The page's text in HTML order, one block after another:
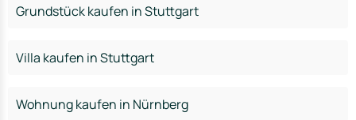
Grundstück kaufen in Stuttgart
Villa kaufen in Stuttgart
Wohnung kaufen in Nürnberg